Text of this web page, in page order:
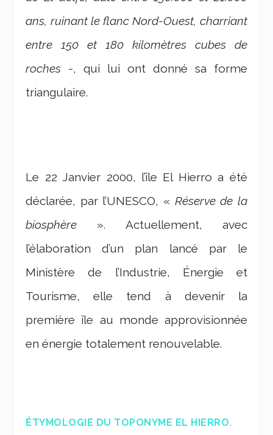
ans, ruinant le flanc Nord-Ouest, charriant
entre 150 et 180 kilomètres cubes de
roches -, qui lui ont donné sa forme
triangulaire.
Le 22 Janvier 2000, l’île El Hierro a été
déclarée, par l’UNESCO, « Réserve de la
biosphère ». Actuellement, avec
l’élaboration d’un plan lancé par le
Ministère de l’Industrie, Énergie et
Tourisme, elle tend à devenir la
première île au monde approvisionnée
en énergie totalement renouvelable.
ÉTYMOLOGIE DU TOPONYME EL HIERRO.